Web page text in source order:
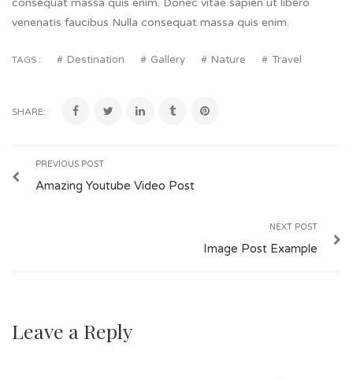
venenatis faucibus Nulla consequat massa quis enim.
TAGS : Destination Gallery Nature Travel
SHARE:
PREVIOUS POST
Amazing Youtube Video Post
NEXT POST
Image Post Example
Leave a Reply